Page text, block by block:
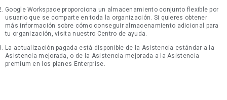
Google Workspace proporciona un almacenamiento conjunto flexible por
usuario que se comparte en toda la organización. Si quieres obtener
más información sobre cómo conseguir almacenamiento adicional para
tu organización, visita nuestro Centro de ayuda.
La actualización pagada está disponible de la Asistencia estándar a la
Asistencia mejorada, o de la Asistencia mejorada a la Asistencia
premium en los planes Enterprise.